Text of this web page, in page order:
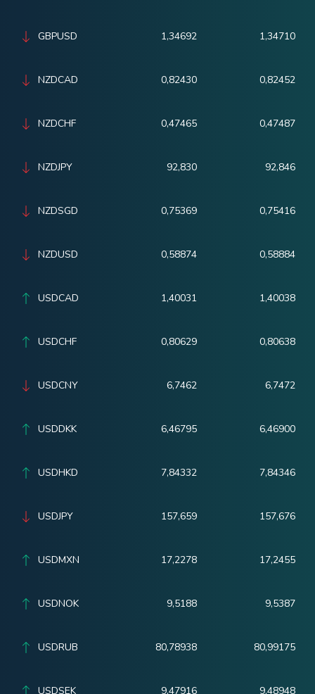
GBPUSD 1,34692 1,34710
NZDCAD 0,82430 0,82452
NZDCHF 0,47465 0,47487
NZDJPY 92,830 92,846
NZDSGD 0,75369 0,75416
NZDUSD 0,58874 0,58884
USDCAD 1,40031 1,40038
USDCHF 0,80629 0,80638
USDCNY 6,7462 6,7472
USDDKK 6,46795 6,46900
USDHKD 7,84332 7,84346
USDJPY 157,659 157,676
USDMXN 17,2278 17,2455
USDNOK 9,5188 9,5387
USDRUB 80,78938 80,99175
USDSEK 9,47916 9,48948